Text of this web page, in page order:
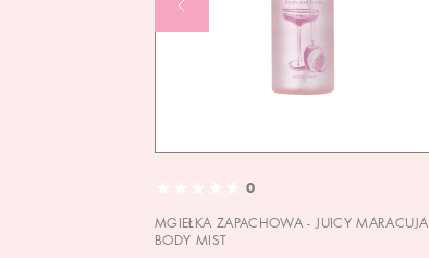
0
MGIEŁKA ZAPACHOWA - JUICY MARACUJA
BODY MIST